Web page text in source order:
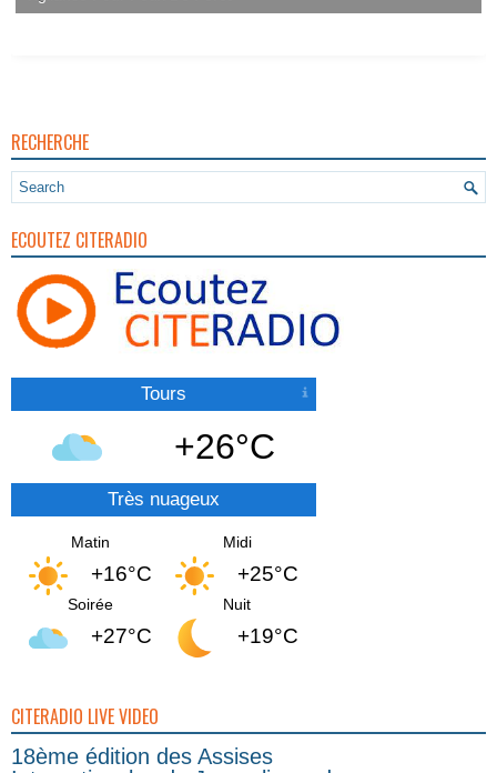
RECHERCHE
ECOUTEZ CITERADIO
Tours
+26°C
Très nuageux
Matin
+16°C
Midi
+25°C
Soirée
+27°C
Nuit
+19°C
CITERADIO LIVE VIDEO
18ème édition des Assises